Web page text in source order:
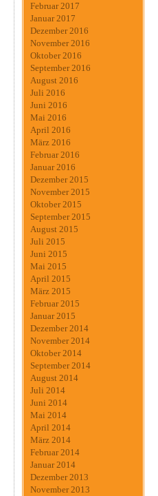
Februar 2017
Januar 2017
Dezember 2016
November 2016
Oktober 2016
September 2016
August 2016
Juli 2016
Juni 2016
Mai 2016
April 2016
März 2016
Februar 2016
Januar 2016
Dezember 2015
November 2015
Oktober 2015
September 2015
August 2015
Juli 2015
Juni 2015
Mai 2015
April 2015
März 2015
Februar 2015
Januar 2015
Dezember 2014
November 2014
Oktober 2014
September 2014
August 2014
Juli 2014
Juni 2014
Mai 2014
April 2014
März 2014
Februar 2014
Januar 2014
Dezember 2013
November 2013